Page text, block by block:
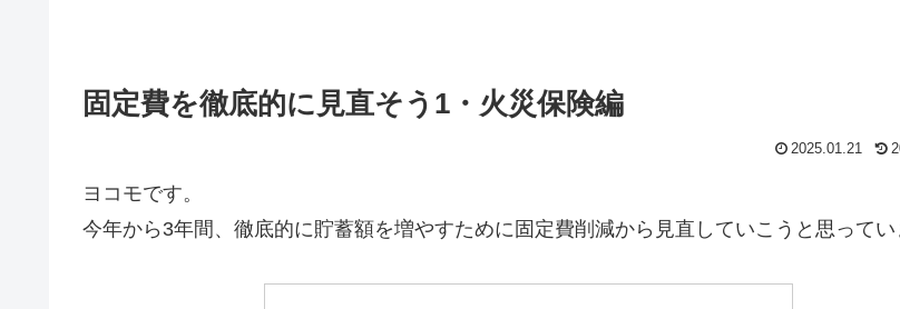
固定費を徹底的に見直そう1・火災保険編
2025.01.21
ヨコモです。
今年から3年間、徹底的に貯蓄額を増やすために固定費削減から見直していこうと思ってい